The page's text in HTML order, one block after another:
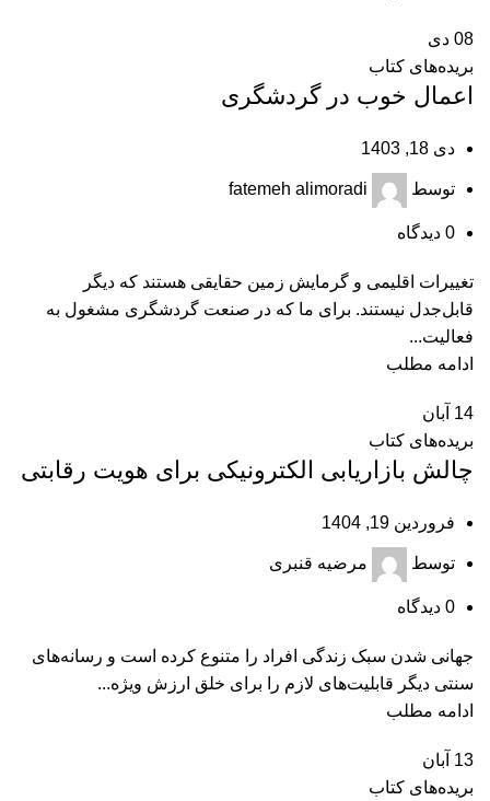
08 دی
بریده‌های کتاب
اعمال خوب در گردشگری
دی 18, 1403
توسط fatemeh alimoradi
0 دیدگاه
تغییرات اقلیمی و گرمایش زمین حقایقی هستند که دیگر
قابل‌جدل نیستند. برای ما که در صنعت گردشگری مشغول به
فعالیت...
ادامه مطلب
14 آبان
بریده‌های کتاب
چالش بازاریابی الکترونیکی برای هویت رقابتی
فروردین 19, 1404
توسط مرضیه قنبری
0 دیدگاه
جهانی‌ شدن سبک زندگی افراد را متنوع کرده است و رسانه‌های
سنتی دیگر قابلیت‌های لازم را برای خلق ارزش ویژه...
ادامه مطلب
13 آبان
بریده‌های کتاب